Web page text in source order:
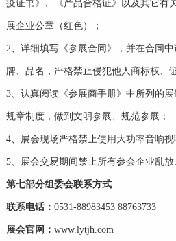
疫证书》、《产品合格证》以及其它有
展企业公章（红色）；
2、详细填写《参展合同》，并在合同
牌、品名，严格禁止侵犯他人商标权、
3、认真阅读《参展商手册》中所列的
规章制度，做到文明参展、规范参展；
4、展会现场严格禁止使用大功率音响
5、展会交易期间禁止所有参会企业乱放
第七部分组委会联系方式
联系电话： 0531-88983453 88763733
展会官网： www.lytjh.com